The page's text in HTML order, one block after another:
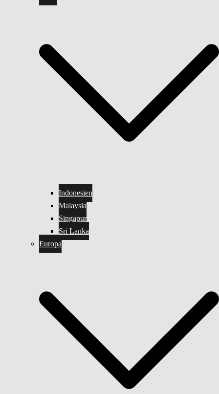
Indonesien
Malaysia
Singapur
Sri Lanka
Europa